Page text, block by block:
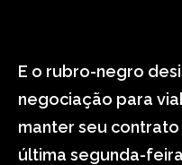
E o rubro-negro
negociação para
manter seu
última segunda-